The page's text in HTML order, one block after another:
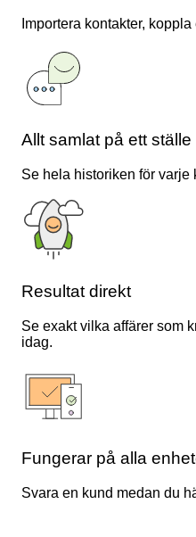
Importera kontakter,
Allt samlat på ett ställe
Se hela historiken för varje
Resultat direkt
Se exakt vilka affärer som
idag.
Fungerar på alla
Svara en kund medan du